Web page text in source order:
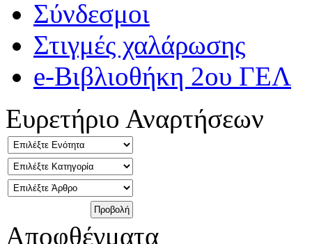
Σύνδεσμοι
Στιγμές χαλάρωσης
e-Βιβλιοθήκη 2ου ΓΕΛ
Ευρετήριο Αναρτήσεων
Αποφθέγματα